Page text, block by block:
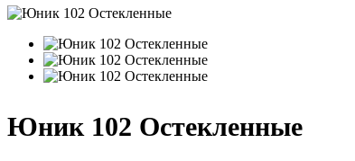
Юник 102 Остекленные